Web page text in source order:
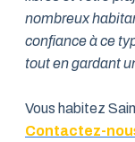
nombreux
confiance à ce
tout en gardant
Vous habitez
Contactez-